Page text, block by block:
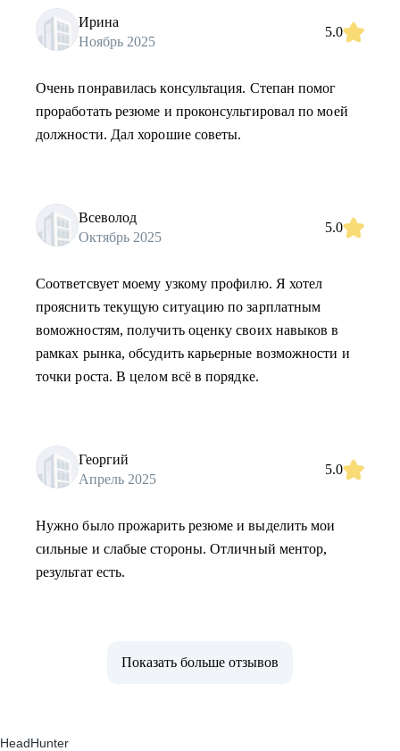
Ирина
Ноябрь 2025
5.0
Очень понравилась консультация. Степан помог
проработать резюме и проконсультировал по моей
должности. Дал хорошие советы.
Всеволод
Октябрь 2025
5.0
Соответсвует моему узкому профилю. Я хотел
прояснить текущую ситуацию по зарплатным
воможностям, получить оценку своих навыков в
рамках рынка, обсудить карьерные возможности и
точки роста. В целом всё в порядке.
Георгий
Апрель 2025
5.0
Нужно было прожарить резюме и выделить мои
сильные и слабые стороны. Отличный ментор,
результат есть.
Показать больше отзывов
HeadHunter